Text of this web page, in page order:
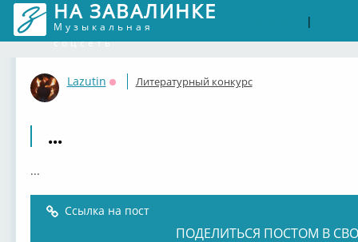
НА ЗАВАЛИНКЕ
Музыкальная
соцсеть
|
Lazutin
Оффлайн
Литературный конкурс
...
...
Ссылка на пост
ПОДЕЛИТЬСЯ ПОСТОМ В